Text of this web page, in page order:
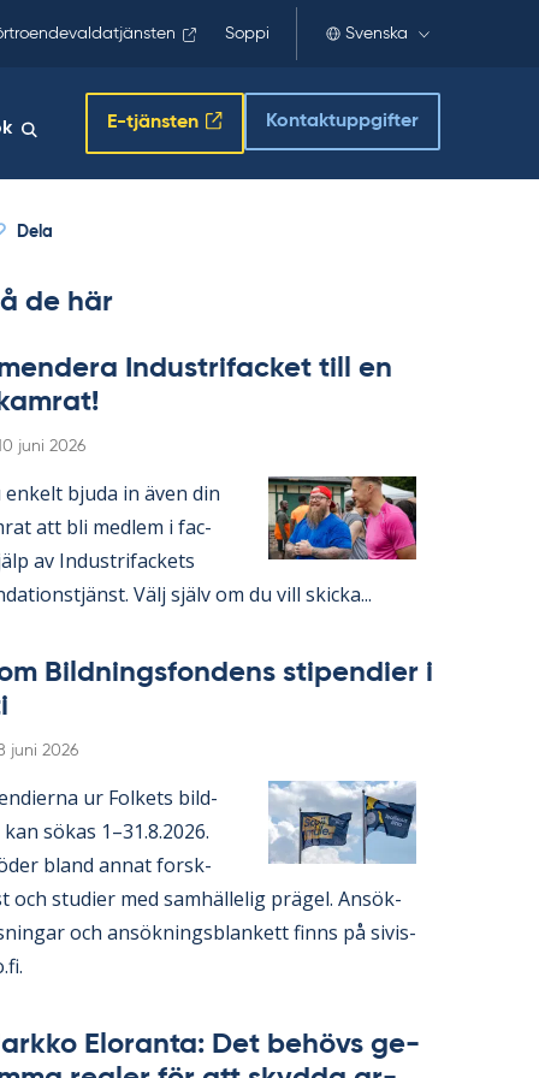
Soppi Svenska
E-tjänsten Kontaktuppgifter
Dela
de här
In­du­stri­fac­ket till en
juni 2026
bju­da in även din
att bli med­lem i fac­
av In­du­stri­fac­kets
Välj själv om du vill skic­ka...
Bild­nings­fon­dens sti­pen­di­er i
juni 2026
ur Fol­kets bild­
sö­kas 1–31.8.2026.
bland an­nat forsk­
och stu­di­er med sam­häl­le­lig prä­gel. An­sök­
och an­sök­nings­blan­kett fin­ns på si­vis­
Elo­ran­ta: Det be­hö­vs ge­